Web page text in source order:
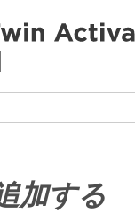
加する